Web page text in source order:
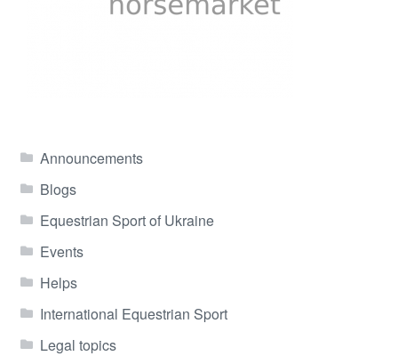
Announcements
Blogs
Equestrian Sport of Ukraine
Events
Helps
International Equestrian Sport
Legal topics